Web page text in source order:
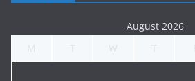
August 2026